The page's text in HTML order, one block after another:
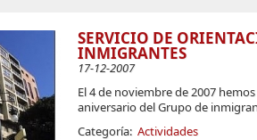
SERVICIO DE
INMIGRANTES
17-12-2007
El 4 de noviembre de 2007
aniversario del Grupo de
Categoría: Actividades